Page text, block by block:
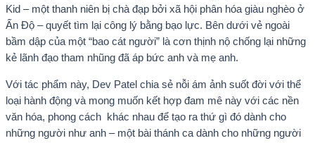
Kid – một thanh niên bị chà đạp bởi xã hội phân hóa giàu nghèo ở
Ấn Độ – quyết tìm lại công lý bằng bạo lực. Bên dưới vẻ ngoài
bầm dập của một “bao cát người” là cơn thịnh nộ chống lại những
kẻ lãnh đạo tham nhũng đã áp bức anh và mẹ anh.
Với tác phẩm này, Dev Patel chia sẻ nỗi ám ảnh suốt đời với thể
loại hành động và mong muốn kết hợp đam mê này với các nền
văn hóa, phong cách khác nhau để tạo ra thứ gì đó dành cho
những người như anh – một bài thánh ca dành cho những người